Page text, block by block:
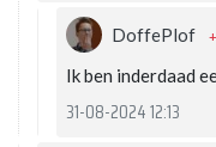
DoffePlof
Ik ben inderdaad
31-08-2024 12:13